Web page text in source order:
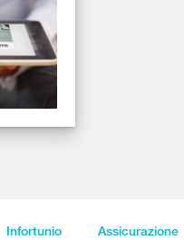
Infortunio Assicurazione